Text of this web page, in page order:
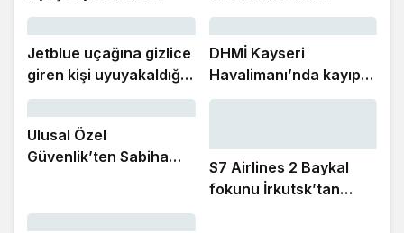
sıradaki yerini korudu
Yönetim Kurulu Başkanı
Şeker’e ziyaret
Jetblue uçağına gizlice
giren kişi uyuyakaldığı
tuvalette yakalandı
DHMİ Kayseri
Havalimanı’nda kayıp
ve buluntu altın gümüş
Ulusal Özel
Güvenlik’ten Sabiha
S7 Airlines 2 Baykal
fokunu İrkutsk’tan